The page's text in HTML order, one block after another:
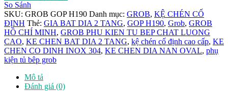
cố
định
hợp
kim
nan
Oval
phủ
Nano
xám
GOP
So Sánh
SKU: GROB GOP H190 Danh mục: GROB, KỆ CHÉN CỐ
ĐỊNH Thẻ: GIA BAT DIA 2 TANG, GOP H190, Grob, GROB
HỒ CHÍ MINH, GROB PHU KIEN TU BEP CHAT LUONG
CAO, KE CHEN BAT DIA 2 TANG, kệ chén cố định cao cấp, KE
CHEN CO DINH INOX 304, KE CHEN DIA NAN OVAL, phụ
kiện tủ bêp grob
Mô tả
Đánh giá (0)